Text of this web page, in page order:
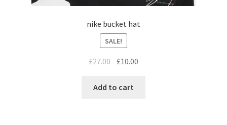
nike bucket hat
SALE!
£27.00 £10.00
Add to cart